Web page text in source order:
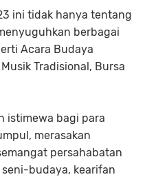
ini tidak hanya tentang
berbagai
Acara Budaya
Tradisional, Bursa
istimewa bagi para
merasakan
persahabatan
budaya, kearifan